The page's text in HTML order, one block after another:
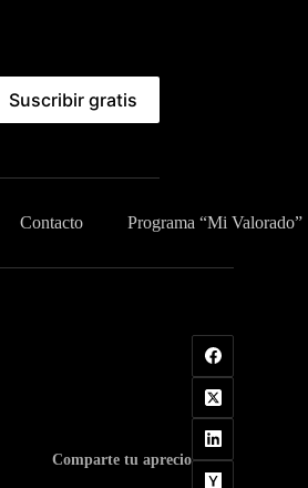
Suscribir gratis
Contacto Programa “Mi Valorado”
Comparte tu aprecio